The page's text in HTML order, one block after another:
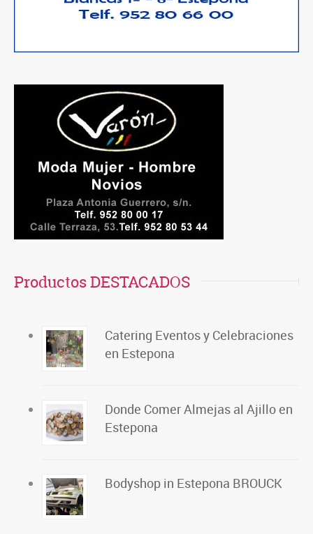
Productos DESTACADOS
Catering Eventos y Celebraciones
en Estepona
Donde Comer Almejas al Ajillo en
Estepona
Bodyshop in Estepona BROUCK